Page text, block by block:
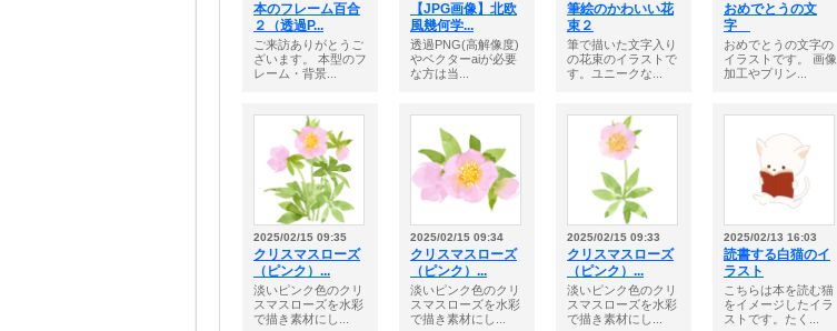
本のフレーム百合
２（透過P...
ご来訪ありがとうご
ざいます。 本型のフ
レーム・背景...
【JPG画像】北欧
風幾何学...
透過PNG(高解像度)
やベクターaiが必要
な方は当...
筆絵のかわいい花
束２
筆で描いた文字入り
の花束のイラストで
す。ユニークな...
おめでとうの文
字
おめでとうの文字の
イラストです。 画像
加工やプリン...
2025/02/15 09:35
クリスマスローズ
（ピンク）...
淡いピンク色のクリ
スマスローズを水彩
で描き素材にし...
2025/02/15 09:34
クリスマスローズ
（ピンク）...
淡いピンク色のクリ
スマスローズを水彩
で描き素材にし...
2025/02/15 09:33
クリスマスローズ
（ピンク）...
淡いピンク色のクリ
スマスローズを水彩
で描き素材にし...
2025/02/13 16:03
読書する白猫のイ
ラスト
こちらは本を読む猫
をイメージしたイラ
ストです。たく...